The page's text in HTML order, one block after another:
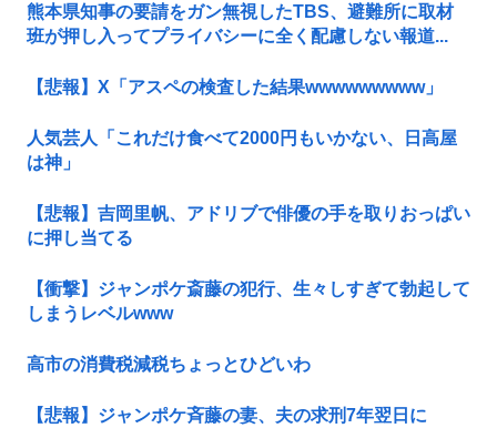
熊本県知事の要請をガン無視したTBS、避難所に取材
班が押し入ってプライバシーに全く配慮しない報道...
【悲報】X「アスペの検査した結果wwwwwwwww」
人気芸人「これだけ食べて2000円もいかない、日高屋
は神」
【悲報】吉岡里帆、アドリブで俳優の手を取りおっぱい
に押し当てる
【衝撃】ジャンポケ斎藤の犯行、生々しすぎて勃起して
しまうレベルwww
高市の消費税減税ちょっとひどいわ
【悲報】ジャンポケ斉藤の妻、夫の求刑7年翌日に